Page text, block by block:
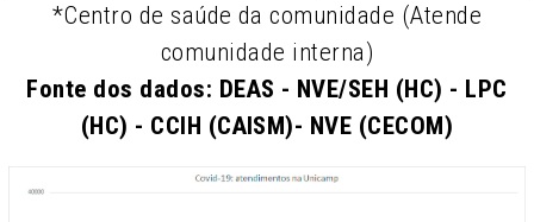
*Centro de saúde da comunidade (Atende
comunidade interna)
Fonte dos dados: DEAS - NVE/SEH (HC) - LPC
(HC) - CCIH (CAISM)- NVE (CECOM)